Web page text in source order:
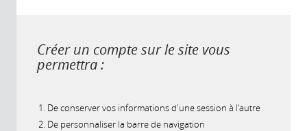
Créer un compte sur le site vous
permettra :
De conserver vos informations d'une session à l'autre
De personnaliser la barre de navigation